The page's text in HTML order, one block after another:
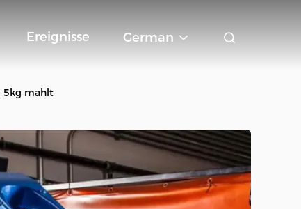
Ereignisse German
5kg mahlt